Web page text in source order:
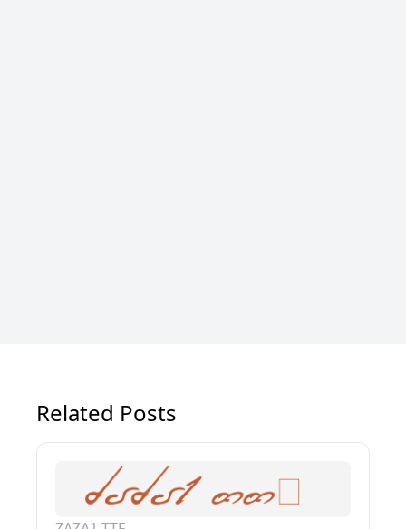
Related Posts